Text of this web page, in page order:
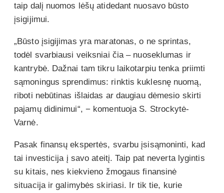
taip dalį nuomos lėšų atidedant nuosavo būsto
įsigijimui.
„Būsto įsigijimas yra maratonas, o ne sprintas,
todėl svarbiausi veiksniai čia – nuoseklumas ir
kantrybė. Dažnai tam tikru laikotarpiu tenka priimti
sąmoningus sprendimus: rinktis kuklesnę nuomą,
riboti nebūtinas išlaidas ar daugiau dėmesio skirti
pajamų didinimui“, − komentuoja S. Strockytė-
Varnė.
Pasak finansų ekspertės, svarbu įsisąmoninti, kad
tai investicija į savo ateitį. Taip pat neverta lygintis
su kitais, nes kiekvieno žmogaus finansinė
situacija ir galimybės skiriasi. Ir tik tie, kurie